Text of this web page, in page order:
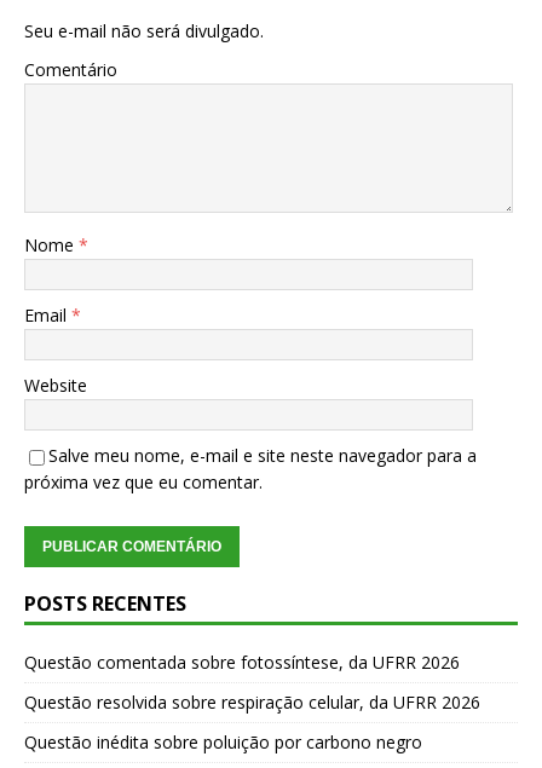
Seu e-mail não será divulgado.
Comentário
Nome *
Email *
Website
Salve meu nome, e-mail e site neste navegador para a
próxima vez que eu comentar.
POSTS RECENTES
Questão comentada sobre fotossíntese, da UFRR 2026
Questão resolvida sobre respiração celular, da UFRR 2026
Questão inédita sobre poluição por carbono negro